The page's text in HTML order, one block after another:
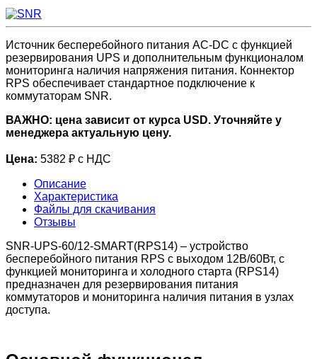
Источник бесперебойного питания AC-DC с функцией
резервирования UPS и дополнительным функционалом
мониторинга наличия напряжения питания. Коннектор
RPS обеспечивает стандартное подключение к
коммутаторам SNR.
ВАЖНО: цена зависит от курса USD. Уточняйте у
менеджера актуальную цену.
Цена: 5382 ₽ с НДС
Описание
Характеристика
Файлы для скачивания
Отзывы
SNR-UPS-60/12-SMART(RPS14) – устройство
бесперебойного питания RPS с выходом 12В/60Вт, с
функцией мониторинга и холодного старта (RPS14)
предназначен для резервирования питания
коммутаторов и мониторинга наличия питания в узлах
доступа.